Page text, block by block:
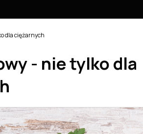
dla ciężarnych
- nie tylko dla